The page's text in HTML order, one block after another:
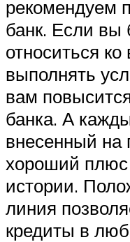
рекомендуем
банк. Если вы
относиться
выполнять
вам
банка. А
внесенный на
хороший плюс
истории.
линия
кредиты в